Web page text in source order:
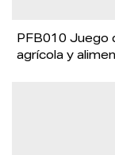
PFB010 Juego
agrícola y